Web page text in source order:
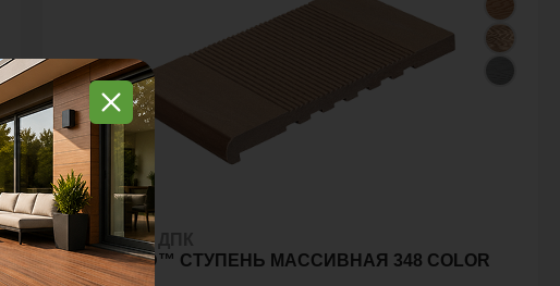
Ступени из ДПК
POLYWOOD™ СТУПЕНЬ МАССИВНАЯ 348 COLOR